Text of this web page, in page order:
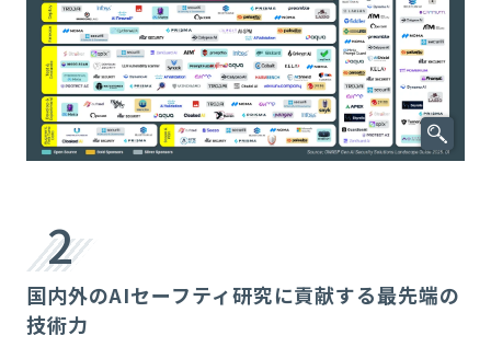
2
国内外のAIセーフティ研究に貢献する最先端の
技術力